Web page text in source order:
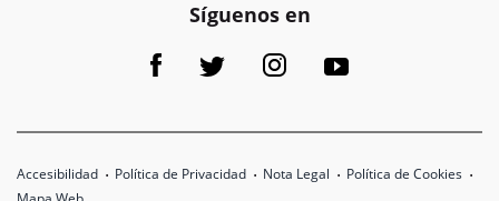
Síguenos en
Accesibilidad Política de Privacidad Nota Legal
Política de Cookies